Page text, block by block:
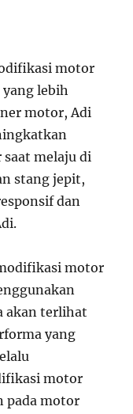
motor
lebih
motor, Adi
melaju di
stang jepit,
dan
motor
akan terlihat
yang
motor
pada motor